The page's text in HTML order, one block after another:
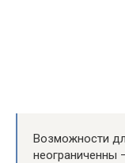
Возможности
неограниченны